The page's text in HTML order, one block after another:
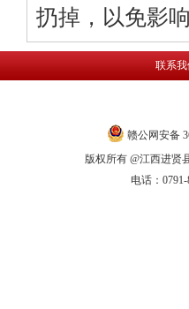
扔掉，以免影
联系
赣公网安备
版权所有 @江西进贤
电话：